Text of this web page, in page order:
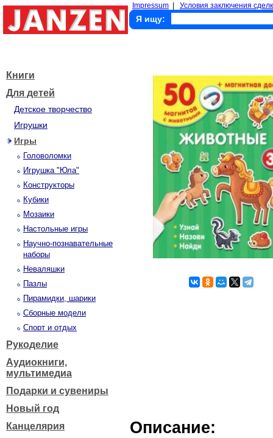
Impressum Условия заключения
Я ищу:
Книги
Для детей
Детское творчество
Игрушки
Игры
Головоломки
Игрушка "Юла"
Конструкторы
Кубики
Мозаики
Настольные игры
Научно-познавательные
наборы
Неваляшки
Пазлы
Пирамидки, шарики
Сборные модели
Спорт и отдых
Рукоделие
Аудиокниги,
мультимедиа
Подарки и сувениры
Новый год
Канцелярия
Описание: